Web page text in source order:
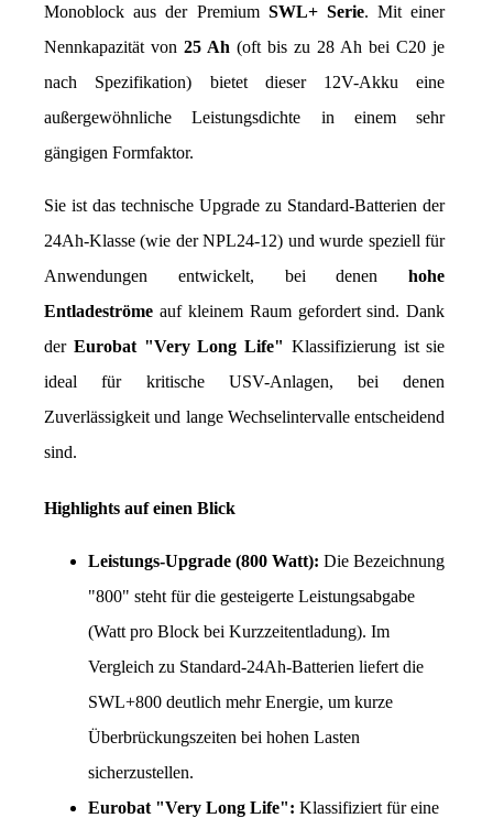
Monoblock aus der Premium SWL+ Serie. Mit einer
Nennkapazität von 25 Ah (oft bis zu 28 Ah bei C20 je
nach Spezifikation) bietet dieser 12V-Akku eine
außergewöhnliche Leistungsdichte in einem sehr
gängigen Formfaktor.
Sie ist das technische Upgrade zu Standard-Batterien der
24Ah-Klasse (wie der NPL24-12) und wurde speziell für
Anwendungen entwickelt, bei denen hohe
Entladeströme auf kleinem Raum gefordert sind. Dank
der Eurobat "Very Long Life" Klassifizierung ist sie
ideal für kritische USV-Anlagen, bei denen
Zuverlässigkeit und lange Wechselintervalle entscheidend
sind.
Highlights auf einen Blick
Leistungs-Upgrade (800 Watt): Die Bezeichnung
"800" steht für die gesteigerte Leistungsabgabe
(Watt pro Block bei Kurzzeitentladung). Im
Vergleich zu Standard-24Ah-Batterien liefert die
SWL+800 deutlich mehr Energie, um kurze
Überbrückungszeiten bei hohen Lasten
sicherzustellen.
Eurobat "Very Long Life": Klassifiziert für eine